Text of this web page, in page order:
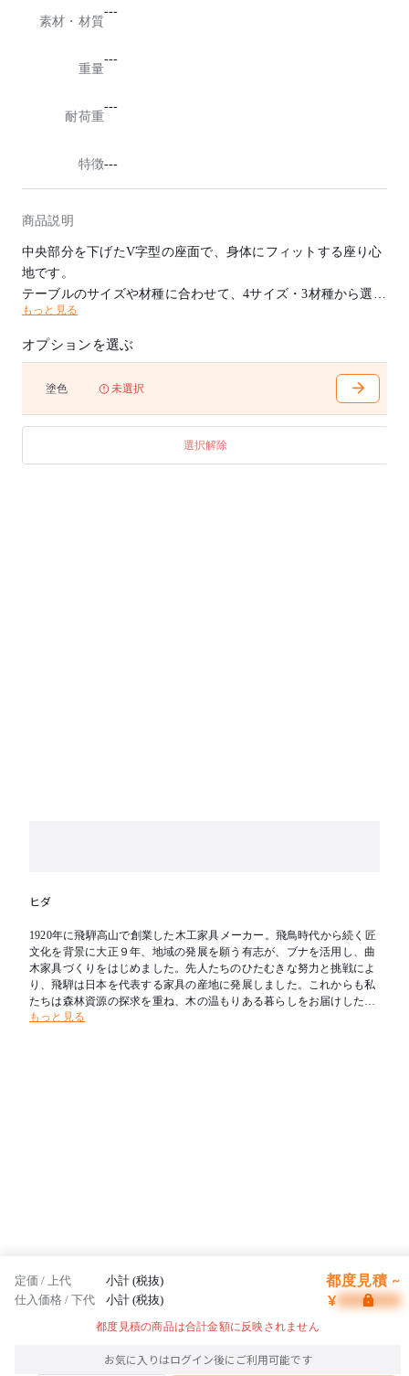
素材・材質
---
重量
---
耐荷重
---
特徴---
商品説明
中央部分を下げたV字型の座面で、身体にフィットする座り心
地です。
テーブルのサイズや材種に合わせて、4サイズ・3材種から選択
できます。
もっと見る
オプションを選ぶ
塗色 未選択
選択解除
ヒダ
1920年に飛騨高山で創業した木工家具メーカー。飛鳥時代から続く匠
文化を背景に大正９年、地域の発展を願う有志が、ブナを活用し、曲
木家具づくりをはじめました。先人たちのひたむきな努力と挑戦によ
り、飛騨は日本を代表する家具の産地に発展しました。これからも私
たちは森林資源の探求を重ね、木の温もりある暮らしをお届けしたい
と考えます。新たな創造を可能とし、その魅力を求めて人々が集う場
もっと見る
定価 / 上代 小計 (税抜) 都度見積 ~
仕入価格 / 下代 小計 (税抜) ¥
都度見積の商品は合計金額に反映されません
お気に入りはログイン後にご利用可能です